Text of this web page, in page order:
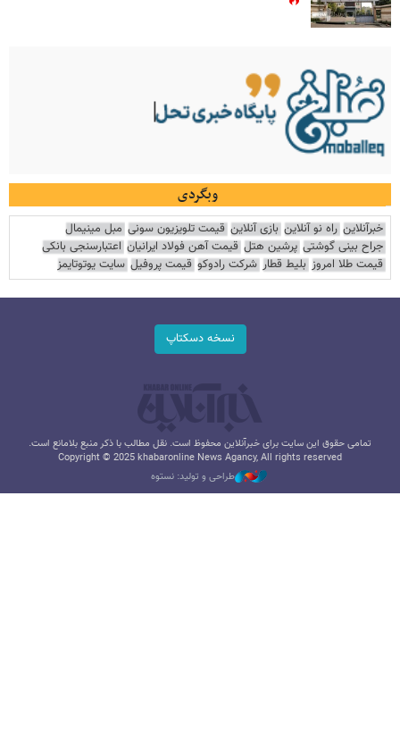
وبگردی
خبرآنلاین راه نو آنلاین بازی آنلاین قیمت تلویزیون سونی مبل مینیمال
جراح بینی گوشتی پرشین هتل قیمت آهن فولاد ایرانیان اعتبارسنجی بانکی
قیمت طلا امروز بلیط قطار شرکت رادوکو قیمت پروفیل سایت یوتوتایمز
نسخه دسکتاپ
تمامی حقوق این سایت برای خبرآنلاین محفوظ است. نقل مطالب با ذکر منبع بلامانع است.
Copyright © 2025 khabaronline News Agancy, All rights reserved
طراحی و تولید: نستوه